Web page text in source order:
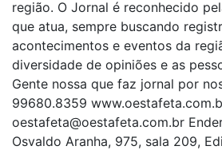
região. O Jornal é reconhecido
que atua, sempre buscando
acontecimentos e eventos da
diversidade de opiniões e as
Gente nossa que faz jornal por
99680.8359
oestafeta@oestafeta.com.br
Osvaldo Aranha, 975, sala 209,